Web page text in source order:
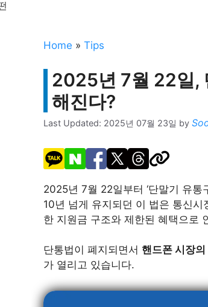
Home » Tips
2025년 7월 22일,
해진다?
Last Updated: 2025년 07월 23일 by
2025년 7월 22일부터 ‘단말기 유통
10년 넘게 유지되던 이 법은 통신
한 지원금 구조와 제한된 혜택으로
단통법이 폐지되면서 핸드폰 시장
가 열리고 있습니다.